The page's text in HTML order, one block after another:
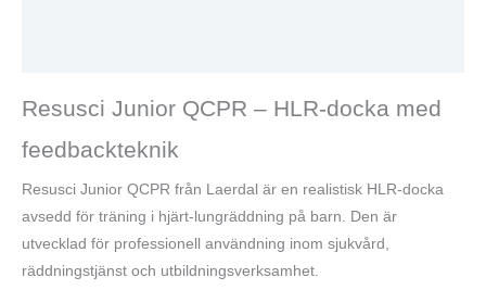
Resusci Junior QCPR – HLR-docka med
feedbackteknik
Resusci Junior QCPR från Laerdal är en realistisk HLR-docka
avsedd för träning i hjärt-lungräddning på barn. Den är
utvecklad för professionell användning inom sjukvård,
räddningstjänst och utbildningsverksamhet.